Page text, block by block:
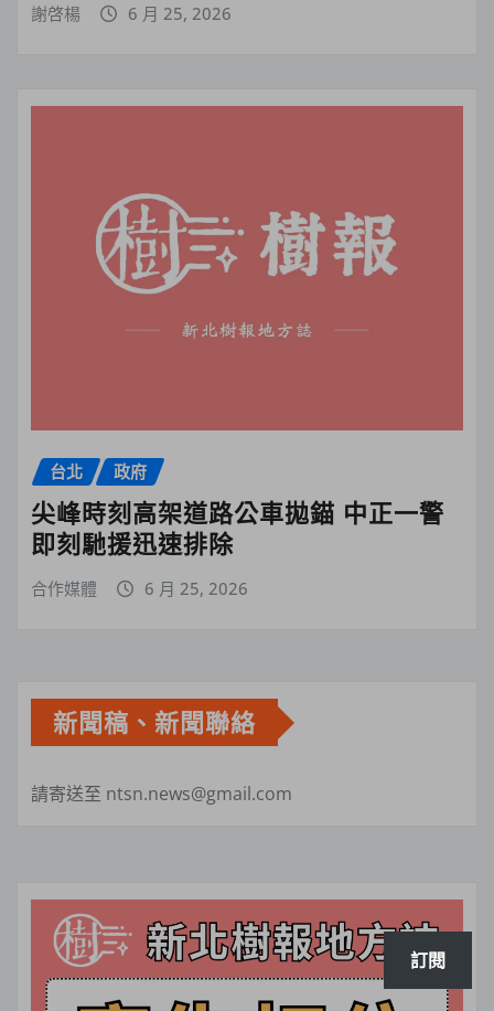
謝啓楊 6 月 25, 2026
台北 政府
尖峰時刻高架道路公車拋錨 中正一警
即刻馳援迅速排除
合作媒體 6 月 25, 2026
新聞稿、新聞聯絡
請寄送至 ntsn.news@gmail.com
訂閱